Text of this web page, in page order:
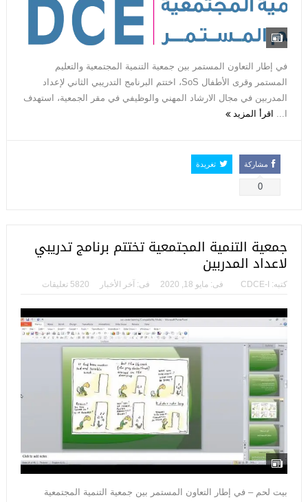
في إطار التعاون المستمر بين جمعية التنمية المجتمعية والتعليم
المستمر وقرى الأطفال SoS، اختتم البرنامج التدريبي الثاني لإعداد
المدربين في مجال الارشاد المهني والوظيفي في مقر الجمعية، استهدف
ا... اقرأ المزيد
مشاركة
0
تغريدة
جمعية التنمية المجتمعية تختتم برنامج تدريبي
لاعداد المدربين
كتبه: CDCE-I فى: مايو 18, 2020 فى: آخر الأخبار 5820 تعليقات
بيت لحم – في إطار التعاون المستمر بين جمعية التنمية المجتمعية